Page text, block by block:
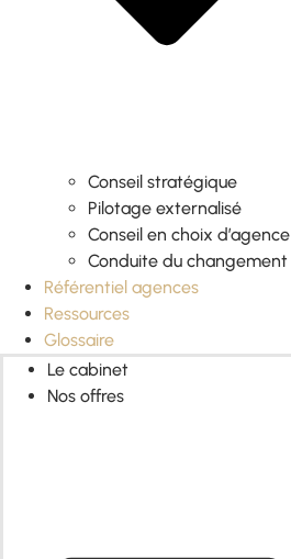
Conseil stratégique
Pilotage externalisé
Conseil en choix d’agence
Conduite du changement
Référentiel agences
Ressources
Glossaire
Le cabinet
Nos offres